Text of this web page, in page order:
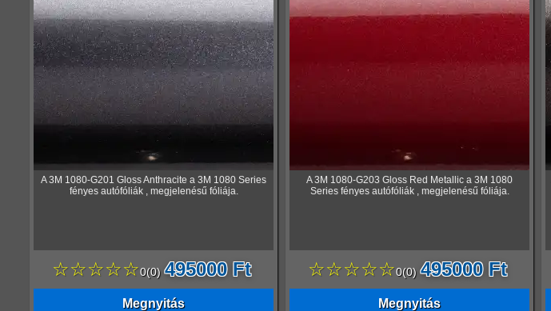
A 3M 1080-G201 Gloss Anthracite a 3M 1080 Series
fényes autófóliák , megjelenésű fóliája.
☆☆☆☆☆0(0) 495000 Ft
Megnyitás
A 3M 1080-G203 Gloss Red Metallic a 3M 1080
Series fényes autófóliák , megjelenésű fóliája.
☆☆☆☆☆0(0) 495000 Ft
Megnyitás